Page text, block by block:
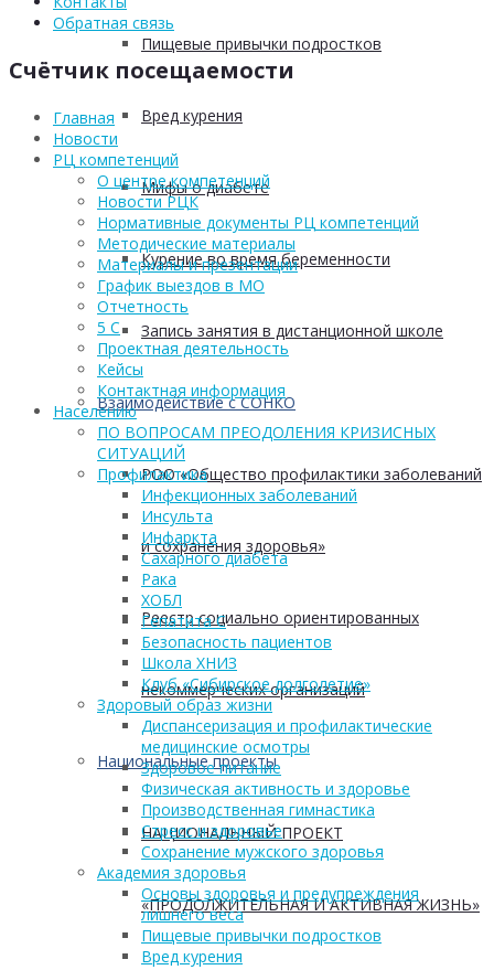
Пищевые привычки подростков
Вред курения
Мифы о диабете
Курение во время беременности
Запись занятия в дистанционной школе
Взаимодействие с СОНКО
РОО «Общество профилактики заболеваний
и сохранения здоровья»
Реестр социально ориентированных
некоммерческих организаций
Национальные проекты
НАЦИОНАЛЬНЫЙ ПРОЕКТ
«ПРОДОЛЖИТЕЛЬНАЯ И АКТИВНАЯ ЖИЗНЬ»
Обратная связь
Счётчик посещаемости
Главная
Новости
РЦ компетенций
О центре компетенций
Новости РЦК
Нормативные документы РЦ компетенций
Методические материалы
Материалы и презентации
График выездов в МО
Отчетность
5 С
Проектная деятельность
Кейсы
Контактная информация
Населению
ПО ВОПРОСАМ ПРЕОДОЛЕНИЯ КРИЗИСНЫХ
СИТУАЦИЙ
Профилактика
Инфекционных заболеваний
Инсульта
Инфаркта
Сахарного диабета
Рака
ХОБЛ
Гепатита С
Безопасность пациентов
Школа ХНИЗ
Клуб «Сибирское долголетие»
Здоровый образ жизни
Диспансеризация и профилактические
медицинские осмотры
Здоровое питание
Физическая активность и здоровье
Производственная гимнастика
Стресс и здоровье
Сохранение мужского здоровья
Академия здоровья
Основы здоровья и предупреждения
лишнего веса
Пищевые привычки подростков
Вред курения